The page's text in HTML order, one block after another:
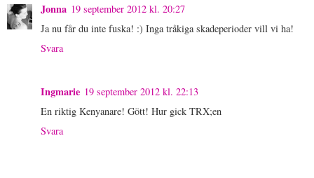
Jonna 19 september 2012 kl. 20:27
Ja nu får du inte fuska! :) Inga tråkiga skadeperioder vill vi ha!
Svara
Ingmarie 19 september 2012 kl. 22:13
En riktig Kenyanare! Gött! Hur gick TRX;en
Svara